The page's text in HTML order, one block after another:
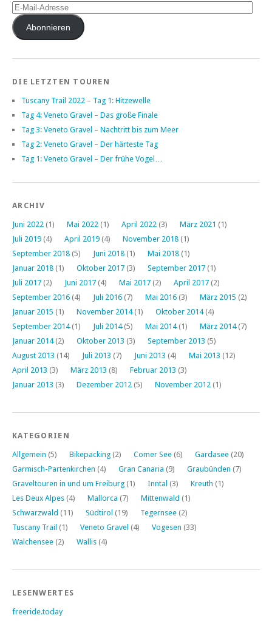
E-
Mail-
AdresseAbonnieren
DIE LETZTEN TOUREN
Tuscany Trail 2022 – Tag 1: Hitzewelle
Tag 4: Veneto Gravel – Das große Finale
Tag 3: Veneto Gravel – Nachtritt bis zum Meer
Tag 2: Veneto Gravel – Der härteste Tag
Tag 1: Veneto Gravel – Der frühe Vogel…
ARCHIV
Juni 2022 (1) Mai 2022 (1) April 2022 (3) März 2021 (1)
Juli 2019 (4) April 2019 (4) November 2018 (1)
September 2018 (5) Juni 2018 (1) Mai 2018 (1)
Januar 2018 (1) Oktober 2017 (3) September 2017 (1)
Juli 2017 (2) Juni 2017 (4) Mai 2017 (2) April 2017 (2)
September 2016 (4) Juli 2016 (7) Mai 2016 (3) März 2015 (2)
Januar 2015 (1) November 2014(1) Oktober 2014(4)
September 2014(1) Juli 2014(5) Mai 2014(1) März 2014(7)
Januar 2014(2) Oktober 2013 (3) September 2013 (5)
August 2013 (14) Juli 2013 (7) Juni 2013 (4) Mai 2013 (12)
April 2013 (3) März 2013 (8) Februar 2013 (3)
Januar 2013 (3) Dezember 2012 (5) November 2012 (1)
KATEGORIEN
Allgemein (5) Bikepacking (2) Comer See (6) Gardasee (20)
Garmisch-Partenkirchen (4) Gran Canaria (9) Graubünden (7)
Graveltouren in und um Freiburg (1) Inntal (3) Kreuth (1)
Les Deux Alpes (4) Mallorca (7) Mittenwald (1)
Schwarzwald (11) Südtirol (19) Tegernsee (2)
Tuscany Trail (1) Veneto Gravel (4) Vogesen (33)
Walchensee (2) Wallis (4)
LESENWERTES
freeride.today